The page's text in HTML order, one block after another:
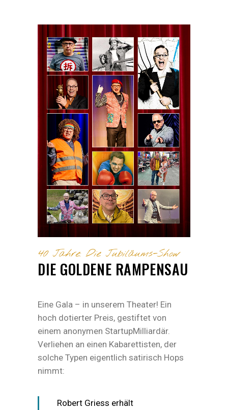
40 Jahre: Die Jubiläums-Show
DIE GOLDENE RAMPENSAU
Eine Gala – in unserem Theater! Ein
hoch dotierter Preis, gestiftet von
einem anonymen StartupMilliardär.
Verliehen an einen Kabarettisten, der
solche Typen eigentlich satirisch Hops
nimmt:
Robert Griess erhält